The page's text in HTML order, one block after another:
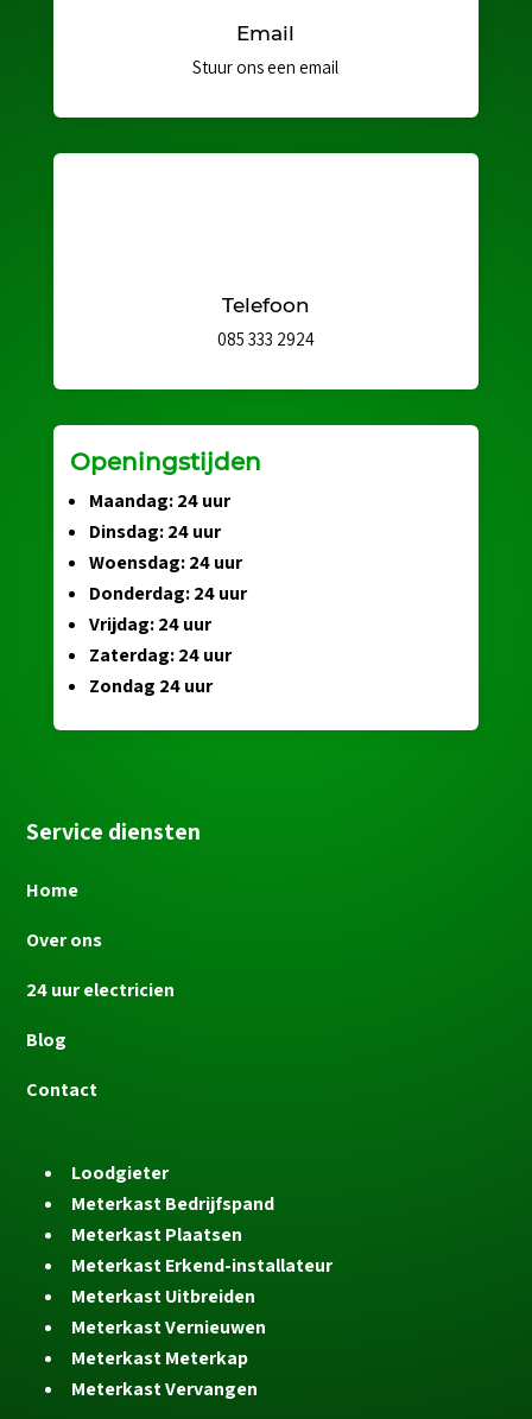
Email
Stuur ons een email
Telefoon
085 333 2924
Openingstijden
Maandag: 24 uur
Dinsdag: 24 uur
Woensdag: 24 uur
Donderdag: 24 uur
Vrijdag: 24 uur
Zaterdag: 24 uur
Zondag 24 uur
Service diensten
Home
Over ons
24 uur electricien
Blog
Contact
Loodgieter
Meterkast Bedrijfspand
Meterkast Plaatsen
Meterkast Erkend-installateur
Meterkast Uitbreiden
Meterkast Vernieuwen
Meterkast Meterkap
Meterkast Vervangen